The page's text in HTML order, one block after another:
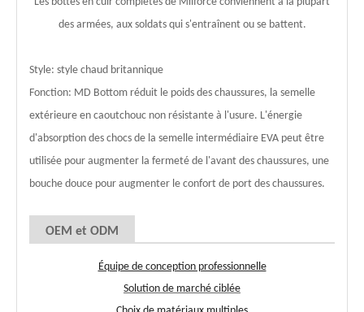
des armées, aux soldats qui s'entraînent ou se battent.
Style: style chaud britannique
Fonction: MD Bottom réduit le poids des chaussures, la semelle
extérieure en caoutchouc non résistante à l'usure. L'énergie
d'absorption des chocs de la semelle intermédiaire EVA peut être
utilisée pour augmenter la fermeté de l'avant des chaussures, une
bouche douce pour augmenter le confort de port des chaussures.
OEM et ODM
Équipe de conception professionnelle
Solution de marché ciblée